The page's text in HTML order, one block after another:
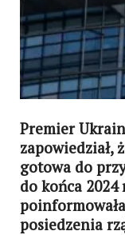
Premier
zapowiedział,
gotowa do
do końca
posiedzenia